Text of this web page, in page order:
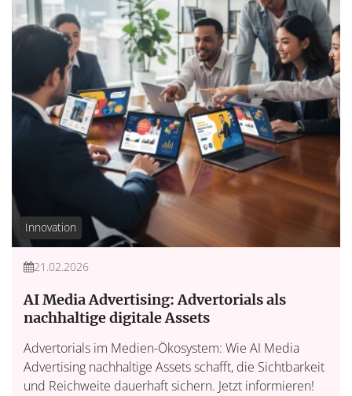
Innovation
21.02.2026
AI Media Advertising: Advertorials als
nachhaltige digitale Assets
Advertorials im Medien-Ökosystem: Wie AI Media
Advertising nachhaltige Assets schafft, die Sichtbarkeit
und Reichweite dauerhaft sichern. Jetzt informieren!